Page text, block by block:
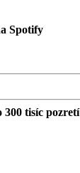
Spotify
tisíc